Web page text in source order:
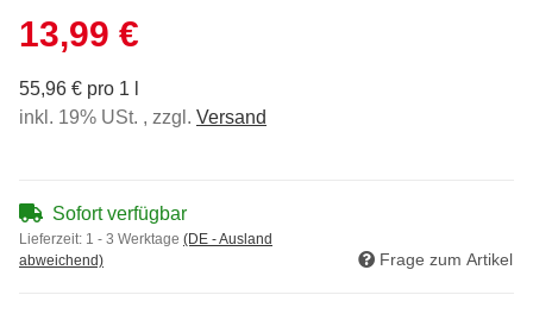
13,99 €
55,96 € pro 1 l
inkl. 19% USt. , zzgl. Versand
Sofort verfügbar
Lieferzeit: 1 - 3 Werktage (DE - Ausland
abweichend)
Frage zum Artikel